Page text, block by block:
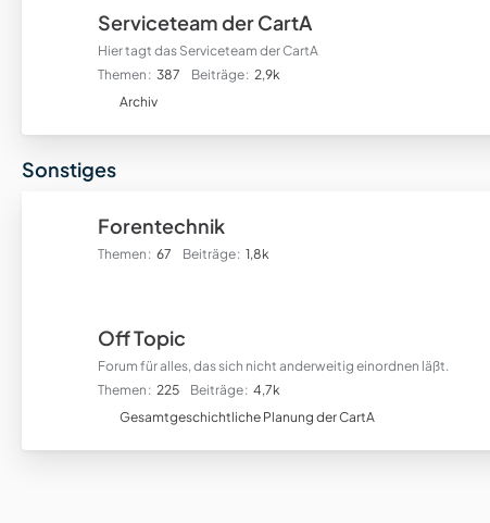
t
e
r
e
Serviceteam der CartA
Hier tagt das Serviceteam der CartA
Themen
387 Beiträge 2,9k
e
f
o
Archiv
Sonstiges
Forentechnik
Themen 67 Beiträge 1,8k
Off Topic
Forum für alles, das sich nicht anderweitig einordnen läßt.
Themen
225 Beiträge 4,7k
Gesamtgeschichtliche Planung der CartA